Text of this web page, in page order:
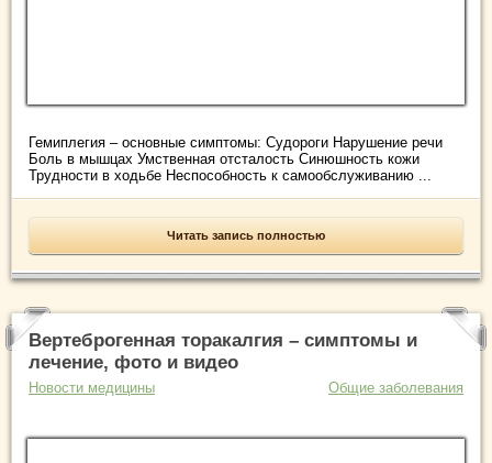
Гемиплегия – основные симптомы: Судороги Нарушение речи
Боль в мышцах Умственная отсталость Синюшность кожи
Трудности в ходьбе Неспособность к самообслуживанию ...
Читать запись полностью
Вертеброгенная торакалгия – симптомы и
лечение, фото и видео
Новости медицины Общие заболевания